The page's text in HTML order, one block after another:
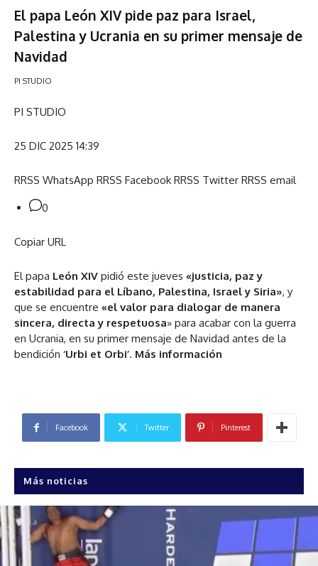
El papa León XIV pide paz para Israel,
Palestina y Ucrania en su primer mensaje de
Navidad
PI STUDIO
PI STUDIO
25 DIC 2025 14:39
RRSS WhatsApp RRSS Facebook RRSS Twitter RRSS email
0
Copiar URL
El papa León XIV pidió este jueves «justicia, paz y
estabilidad para el Líbano, Palestina, Israel y Siria», y
que se encuentre «el valor para dialogar de manera
sincera, directa y respetuosa» para acabar con la guerra
en Ucrania, en su primer mensaje de Navidad antes de la
bendición ‘Urbi et Orbi’. Más información
Facebook Twitter Pinterest
Más noticias